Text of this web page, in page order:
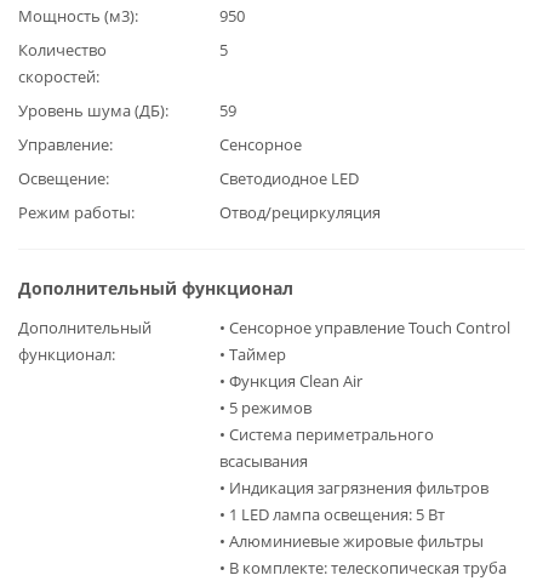
Мощность (м3)
950
Количество
скоростей
5
Уровень шума (ДБ)
59
Управление
Сенсорное
Освещение
Светодиодное LED
Режим работы
Отвод/рециркуляция
Дополнительный функционал
Дополнительный
функционал
• Сенсорное управление Touch Control
• Таймер
• Функция Clean Air
• 5 режимов
• Система периметрального
всасывания
• Индикация загрязнения фильтров
• 1 LED лампа освещения: 5 Вт
• Алюминиевые жировые фильтры
• В комплекте: телескопическая труба